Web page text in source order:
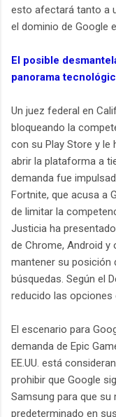
esto afectará tanto a
el dominio de Google
El posible
panorama
Un juez federal en
bloqueando la
con su Play Store y le
abrir la plataforma a
demanda fue
Fortnite, que acusa a
de limitar la
Justicia ha
de Chrome, Android
mantener su posición
búsquedas. Según el
reducido las
El escenario para
demanda de Epic
EE.UU. está
prohibir que Google
Samsung para que
predeterminado en